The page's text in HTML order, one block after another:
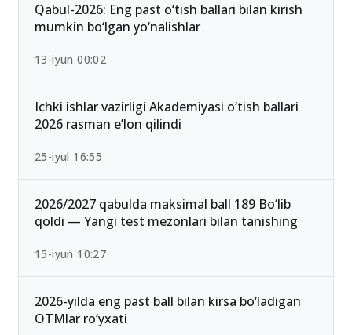
Qabul-2026: Eng past o‘tish ballari bilan kirish
mumkin bo‘lgan yo‘nalishlar
13-iyun 00:02
Ichki ishlar vazirligi Akademiyasi o‘tish ballari
2026 rasman e’lon qilindi
25-iyul 16:55
2026/2027 qabulda maksimal ball 189 Bo‘lib
qoldi — Yangi test mezonlari bilan tanishing
15-iyun 10:27
2026-yilda eng past ball bilan kirsa bo‘ladigan
OTMlar ro‘yxati